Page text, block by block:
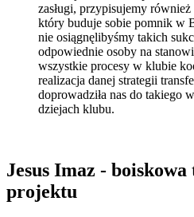
zasługi, przypisujemy
który buduje sobie pomnik w
nie osiągnęlibyśmy takich
odpowiednie osoby na
wszystkie procesy w klubie
realizacja danej strategii
doprowadziła nas do takiego
dziejach klubu.
Jesus Imaz -
projektu